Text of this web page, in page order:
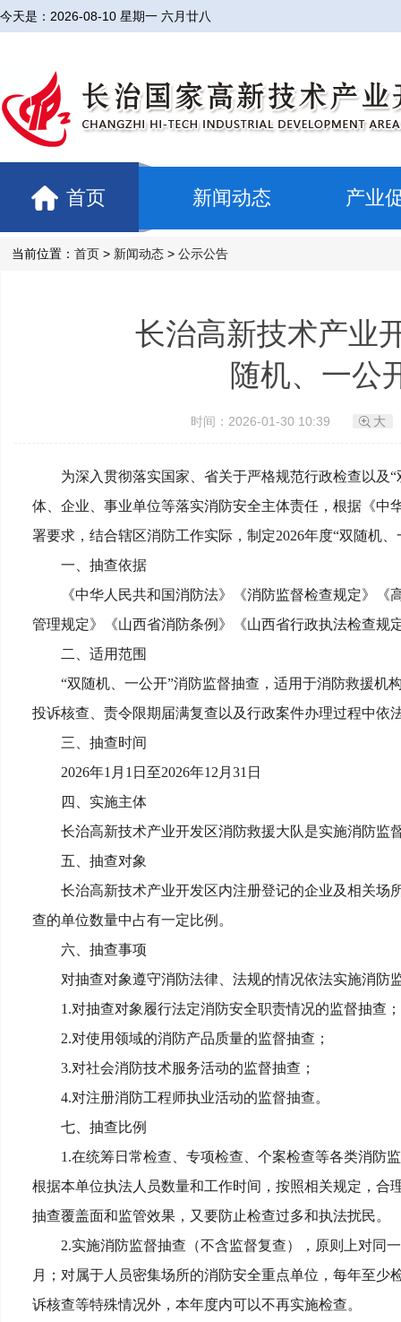
今天是： 2026-08-10 星期一 六月廿八
首页 新闻动态 产业
当前位置： 首页 > 新闻动态 > 公示公告
长治高新技术产业
随机、一公
时间：2026-01-30 10:39 大
为深入贯彻落实国家、省关于严格规范行政检查以及
体、企业、事业单位等落实消防安全主体责任，根据《
署要求，结合辖区消防工作实际，制定2026年度“双随机
一、抽查依据
《中华人民共和国消防法》《消防监督检查规定》
管理规定》《山西省消防条例》《山西省行政执法检查规
二、适用范围
“双随机、一公开”消防监督抽查，适用于消防救援机
投诉核查、责令限期届满复查以及行政案件办理过程中依
三、抽查时间
2026年1月1日至2026年12月31日
四、实施主体
长治高新技术产业开发区消防救援大队是实施消防监
五、抽查对象
长治高新技术产业开发区内注册登记的企业及相关场
查的单位数量中占有一定比例。
六、抽查事项
对抽查对象遵守消防法律、法规的情况依法实施消
1.对抽查对象履行法定消防安全职责情况的监督抽查；
2.对使用领域的消防产品质量的监督抽查；
3.对社会消防技术服务活动的监督抽查；
4.对注册消防工程师执业活动的监督抽查。
七、抽查比例
1.在统筹日常检查、专项检查、个案检查等各类消防
根据本单位执法人员数量和工作时间，按照相关规定，
抽查覆盖面和监管效果，又要防止检查过多和执法扰民。
2.实施消防监督抽查（不含监督复查），原则上对同
月；对属于人员密集场所的消防安全重点单位，每年至
诉核查等特殊情况外，本年度内可以不再实施检查。